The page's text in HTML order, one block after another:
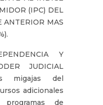
(IPC) DEL
MAS
Y
JUDICIAL
migajas del
adicionales
de